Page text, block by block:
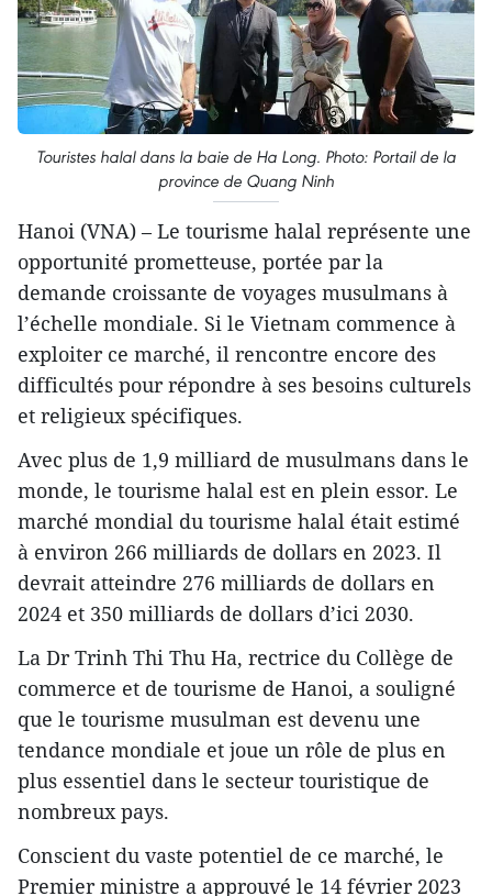
Touristes halal dans la baie de Ha Long. Photo: Portail de la
province de Quang Ninh
Hanoi (VNA) – Le tourisme halal représente une
opportunité prometteuse, portée par la
demande croissante de voyages musulmans à
l’échelle mondiale. Si le Vietnam commence à
exploiter ce marché, il rencontre encore des
difficultés pour répondre à ses besoins culturels
et religieux spécifiques.
Avec plus de 1,9 milliard de musulmans dans le
monde, le tourisme halal est en plein essor. Le
marché mondial du tourisme halal était estimé
à environ 266 milliards de dollars en 2023. Il
devrait atteindre 276 milliards de dollars en
2024 et 350 milliards de dollars d’ici 2030.
La Dr Trinh Thi Thu Ha, rectrice du Collège de
commerce et de tourisme de Hanoi, a souligné
que le tourisme musulman est devenu une
tendance mondiale et joue un rôle de plus en
plus essentiel dans le secteur touristique de
nombreux pays.
Conscient du vaste potentiel de ce marché, le
Premier ministre a approuvé le 14 février 2023